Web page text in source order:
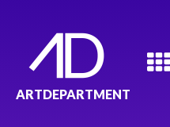
ARTDEPARTMENT